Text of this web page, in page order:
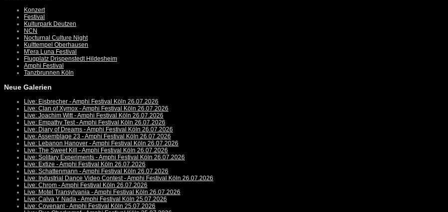
Konzert
Festival
Kulturpark Deutzen
NCN
Nocturnal Culture Night
Kulttempel Oberhausen
M'era Luna Festival
Flugplatz Drispenstedt Hildesheim
Amphi Festival
Tanzbrunnen Köln
Neue Galerien
Live: Eisbrecher - Amphi Festival Köln 26.07.2026
Live: Clan of Xymox - Amphi Festival Köln 26.07.2026
Live: Joachim Witt - Amphi Festival Köln 26.07.2026
Live: Empathy Test - Amphi Festival Köln 26.07.2026
Live: Diary of Dreams - Amphi Festival Köln 26.07.2026
Live: Assemblage 23 - Amphi Festival Köln 26.07.2026
Live: Lebanon Hanover - Amphi Festival Köln 26.07.2026
Live: The Sweet Kill - Amphi Festival Köln 26.07.2026
Live: Solitary Experiments - Amphi Festival Köln 26.07.2026
Live: Extize - Amphi Festival Köln 26.07.2026
Live: Schattenmann - Amphi Festival Köln 26.07.2026
Live: Industrial Dance Video Contest - Amphi Festival Köln 26.07.2026
Live: Chrom - Amphi Festival Köln 26.07.2026
Live: Motel Transylvania - Amphi Festival Köln 26.07.2026
Live: Calva Y Nada - Amphi Festival Köln 25.07.2026
Live: Covenant - Amphi Festival Köln 25.07.2026